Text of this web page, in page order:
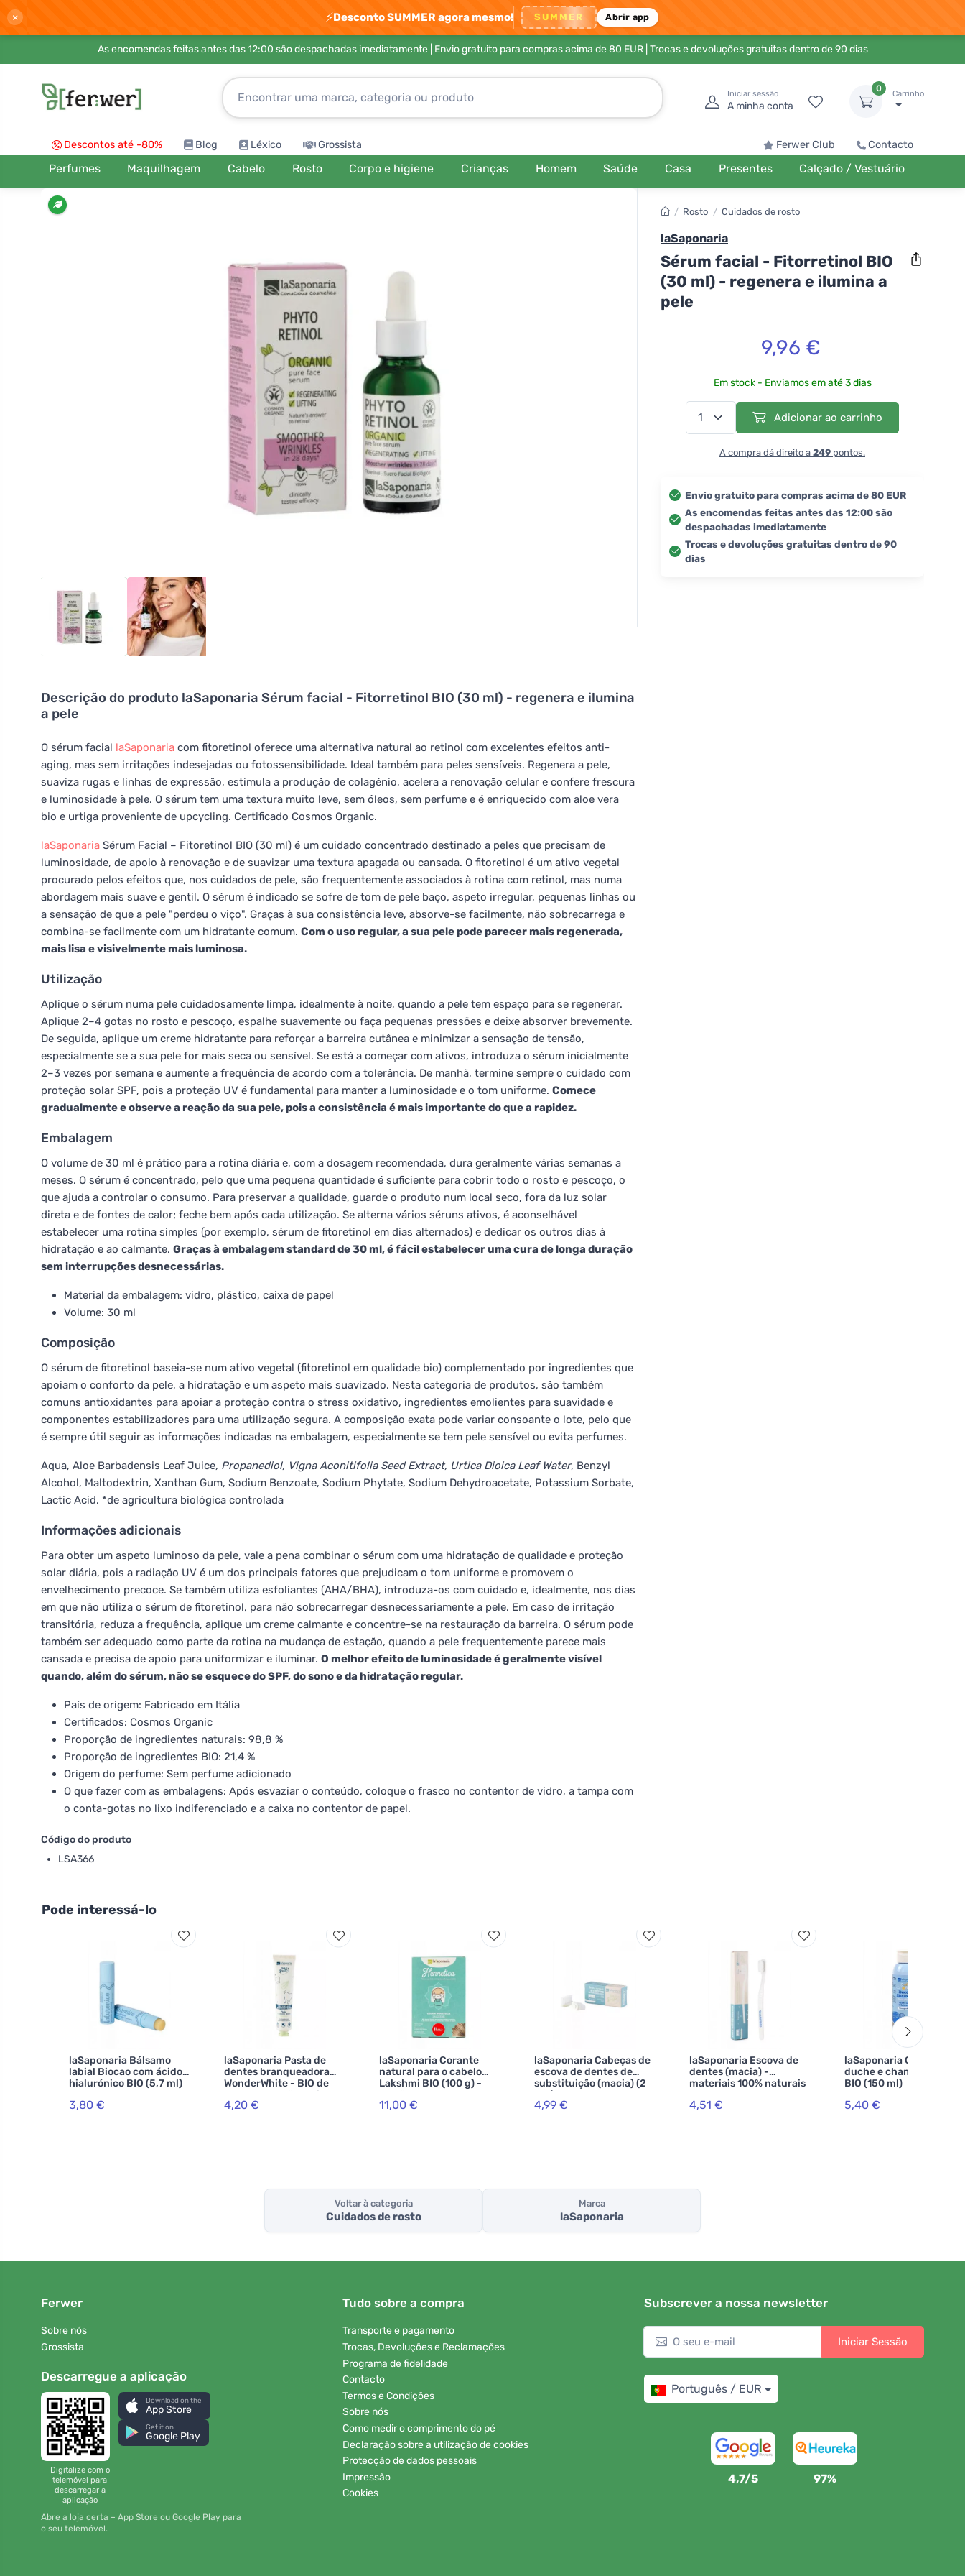
× ⚡Desconto SUMMER agora mesmo! SUMMER Abrir app
As encomendas feitas antes das 12:00 são despachadas imediatamente | Envio gratuito para compras acima de 80 EUR| Trocas e devoluções gratuitas dentro de 90 dias
Iniciar sessão
A minha conta
0
Carrinho
Descontos até -80% Blog Léxico Grossista Ferwer Club Contacto
Perfumes Maquilhagem Cabelo Rosto Corpo e higiene Crianças Homem Saúde Casa Presentes Calçado / Vestuário
Descrição do produto laSaponaria Sérum facial - Fitorretinol BIO (30 ml) - regenera e ilumina
a pele
O sérum facial laSaponaria com fitoretinol oferece uma alternativa natural ao retinol com excelentes efeitos anti-
aging, mas sem irritações indesejadas ou fotossensibilidade. Ideal também para peles sensíveis. Regenera a pele,
suaviza rugas e linhas de expressão, estimula a produção de colagénio, acelera a renovação celular e confere frescura
e luminosidade à pele. O sérum tem uma textura muito leve, sem óleos, sem perfume e é enriquecido com aloe vera
bio e urtiga proveniente de upcycling. Certificado Cosmos Organic.
laSaponaria Sérum Facial – Fitoretinol BIO (30 ml) é um cuidado concentrado destinado a peles que precisam de
luminosidade, de apoio à renovação e de suavizar uma textura apagada ou cansada. O fitoretinol é um ativo vegetal
procurado pelos efeitos que, nos cuidados de pele, são frequentemente associados à rotina com retinol, mas numa
abordagem mais suave e gentil. O sérum é indicado se sofre de tom de pele baço, aspeto irregular, pequenas linhas ou
a sensação de que a pele "perdeu o viço". Graças à sua consistência leve, absorve-se facilmente, não sobrecarrega e
combina-se facilmente com um hidratante comum. Com o uso regular, a sua pele pode parecer mais regenerada,
mais lisa e visivelmente mais luminosa.
Utilização
Aplique o sérum numa pele cuidadosamente limpa, idealmente à noite, quando a pele tem espaço para se regenerar.
Aplique 2–4 gotas no rosto e pescoço, espalhe suavemente ou faça pequenas pressões e deixe absorver brevemente.
De seguida, aplique um creme hidratante para reforçar a barreira cutânea e minimizar a sensação de tensão,
especialmente se a sua pele for mais seca ou sensível. Se está a começar com ativos, introduza o sérum inicialmente
2–3 vezes por semana e aumente a frequência de acordo com a tolerância. De manhã, termine sempre o cuidado com
proteção solar SPF, pois a proteção UV é fundamental para manter a luminosidade e o tom uniforme. Comece
gradualmente e observe a reação da sua pele, pois a consistência é mais importante do que a rapidez.
Embalagem
O volume de 30 ml é prático para a rotina diária e, com a dosagem recomendada, dura geralmente várias semanas a
meses. O sérum é concentrado, pelo que uma pequena quantidade é suficiente para cobrir todo o rosto e pescoço, o
que ajuda a controlar o consumo. Para preservar a qualidade, guarde o produto num local seco, fora da luz solar
direta e de fontes de calor; feche bem após cada utilização. Se alterna vários séruns ativos, é aconselhável
estabelecer uma rotina simples (por exemplo, sérum de fitoretinol em dias alternados) e dedicar os outros dias à
hidratação e ao calmante. Graças à embalagem standard de 30 ml, é fácil estabelecer uma cura de longa duração
sem interrupções desnecessárias.
Material da embalagem: vidro, plástico, caixa de papel
Volume: 30 ml
Composição
O sérum de fitoretinol baseia-se num ativo vegetal (fitoretinol em qualidade bio) complementado por ingredientes que
apoiam o conforto da pele, a hidratação e um aspeto mais suavizado. Nesta categoria de produtos, são também
comuns antioxidantes para apoiar a proteção contra o stress oxidativo, ingredientes emolientes para suavidade e
componentes estabilizadores para uma utilização segura. A composição exata pode variar consoante o lote, pelo que
é sempre útil seguir as informações indicadas na embalagem, especialmente se tem pele sensível ou evita perfumes.
Aqua, Aloe Barbadensis Leaf Juice, Propanediol, Vigna Aconitifolia Seed Extract, Urtica Dioica Leaf Water, Benzyl
Alcohol, Maltodextrin, Xanthan Gum, Sodium Benzoate, Sodium Phytate, Sodium Dehydroacetate, Potassium Sorbate,
Lactic Acid. *de agricultura biológica controlada
Informações adicionais
Para obter um aspeto luminoso da pele, vale a pena combinar o sérum com uma hidratação de qualidade e proteção
solar diária, pois a radiação UV é um dos principais fatores que prejudicam o tom uniforme e promovem o
envelhecimento precoce. Se também utiliza esfoliantes (AHA/BHA), introduza-os com cuidado e, idealmente, nos dias
em que não utiliza o sérum de fitoretinol, para não sobrecarregar desnecessariamente a pele. Em caso de irritação
transitória, reduza a frequência, aplique um creme calmante e concentre-se na restauração da barreira. O sérum pode
também ser adequado como parte da rotina na mudança de estação, quando a pele frequentemente parece mais
cansada e precisa de apoio para uniformizar e iluminar. O melhor efeito de luminosidade é geralmente visível
quando, além do sérum, não se esquece do SPF, do sono e da hidratação regular.
País de origem: Fabricado em Itália
Certificados: Cosmos Organic
Proporção de ingredientes naturais: 98,8 %
Proporção de ingredientes BIO: 21,4 %
Origem do perfume: Sem perfume adicionado
O que fazer com as embalagens: Após esvaziar o conteúdo, coloque o frasco no contentor de vidro, a tampa com
o conta-gotas no lixo indiferenciado e a caixa no contentor de papel.
Código do produto
LSA366
/ Rosto / Cuidados de rosto
laSaponaria
Sérum facial - Fitorretinol BIO
(30 ml) - regenera e ilumina a
pele
9,96 €
Em stock - Enviamos em até 3 dias
Adicionar ao carrinho
A compra dá direito a 249 pontos.
Envio gratuito para compras acima de 80 EUR
As encomendas feitas antes das 12:00 são
despachadas imediatamente
Trocas e devoluções gratuitas dentro de 90
dias
Pode interessá-lo
laSaponaria Bálsamo
labial Biocao com ácido
hialurónico BIO (5,7 ml)
3,80 €
laSaponaria Pasta de
dentes branqueadora
WonderWhite - BIO de
menta e carvão activado
(75 ml)
4,20 €
laSaponaria Corante
natural para o cabelo
Lakshmi BIO (100 g) -
11,00 €
laSaponaria Cabeças de
escova de dentes de
substituição (macia) (2
pcs)
4,99 €
laSaponaria Escova de
dentes (macia) -
materiais 100% naturais
4,51 €
laSaponaria Gel de
duche e champô pós-sol
BIO (150 ml)
5,40 €
Voltar à categoria
Cuidados de rosto
Marca
laSaponaria
Ferwer
Sobre nós
Grossista
Descarregue a aplicação
Digitalize com o
telemóvel para
descarregar a
aplicação
Download on the
App Store
Get it on
Google Play
Abre a loja certa – App Store ou Google Play para
o seu telemóvel.
Tudo sobre a compra
Transporte e pagamento
Trocas, Devoluções e Reclamações
Programa de fidelidade
Contacto
Termos e Condições
Sobre nós
Como medir o comprimento do pé
Declaração sobre a utilização de cookies
Protecção de dados pessoais
Impressão
Cookies
Subscrever a nossa newsletter
Iniciar Sessão
Português / EUR
4,7/5 97%